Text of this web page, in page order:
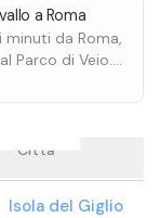
a Roma
minuti da Roma,
Parco di Veio.
Città
Isola del Giglio